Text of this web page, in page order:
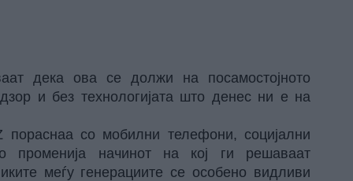
дека ова се должи на посамостојното
и без технологијата што денес ни е на
пораснаа со мобилни телефони, социјални
начинот на кој ги решаваат
меѓу генерациите се особено видливи